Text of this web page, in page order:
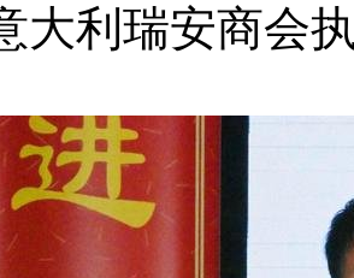
大利瑞安商会